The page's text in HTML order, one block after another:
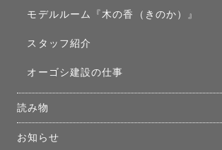
モデルルーム『木の香（きのか）』
スタッフ紹介
オーゴシ建設の仕事
読み物
お知らせ